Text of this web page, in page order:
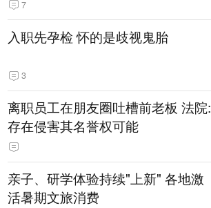
7
入职先孕检 怀的是歧视鬼胎
3
离职员工在朋友圈吐槽前老板 法院:
存在侵害其名誉权可能
亲子、研学体验持续"上新" 各地激
活暑期文旅消费